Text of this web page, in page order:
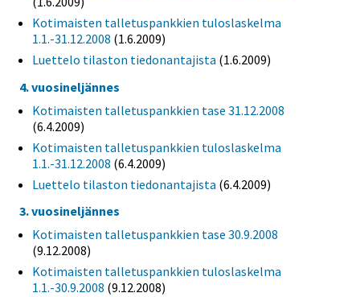
Kotimaisten talletuspankkien tuloslaskelma
1.1.-31.12.2008 (1.6.2009)
Luettelo tilaston tiedonantajista (1.6.2009)
4. vuosineljännes
Kotimaisten talletuspankkien tase 31.12.2008
(6.4.2009)
Kotimaisten talletuspankkien tuloslaskelma
1.1.-31.12.2008 (6.4.2009)
Luettelo tilaston tiedonantajista (6.4.2009)
3. vuosineljännes
Kotimaisten talletuspankkien tase 30.9.2008
(9.12.2008)
Kotimaisten talletuspankkien tuloslaskelma
1.1.-30.9.2008 (9.12.2008)